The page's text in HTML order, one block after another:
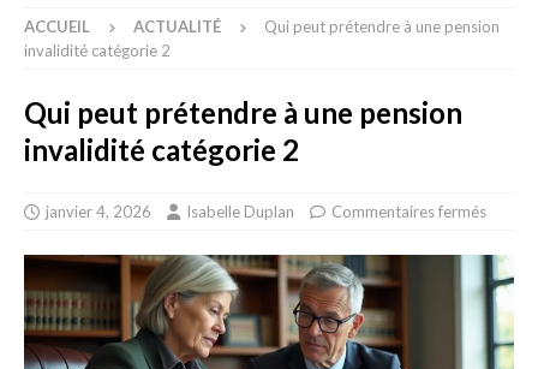
ACCUEIL ACTUALITÉ
Qui peut prétendre à une pension
invalidité catégorie 2
Qui peut prétendre à une pension
invalidité catégorie 2
janvier 4, 2026 Isabelle Duplan Commentaires fermés